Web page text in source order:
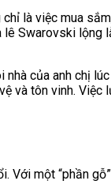
là việc mua
Swarovski lộng
của anh chị
và tôn vinh. Việc
Với một “phần